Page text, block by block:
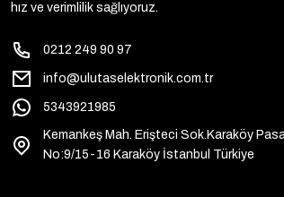
hız ve verimlilik sağlıyoruz.
0212 249 90 97
info@ulutaselektronik.com.tr
5343921985
Kemankeş Mah. Erişteci Sok.Karaköy
No:9/15-16 Karaköy İstanbul Türkiye